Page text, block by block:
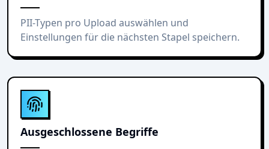
PII-Typen pro Upload auswählen und
Einstellungen für die nächsten Stapel speichern.
Ausgeschlossene Begriffe